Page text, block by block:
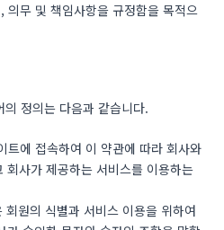
의무 및 책임사항을 규정함을 목적으
정의는 다음과 같습니다.
트에 접속하여 이 약관에 따라 회사와
회사가 제공하는 서비스를 이용하는
회원의 식별과 서비스 이용을 위하여